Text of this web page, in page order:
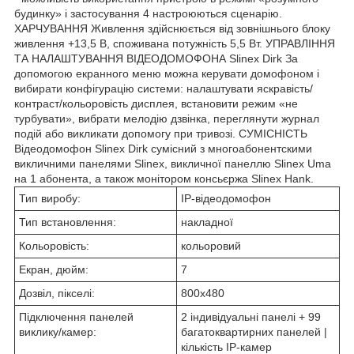
будинку» і застосування 4 настроюються сценарію.
ХАРЧУВАННЯ Живлення здійснюється від зовнішнього блоку
живлення +13,5 В, споживана потужність 5,5 Вт. УПРАВЛІННЯ
ТА НАЛАШТУВАННЯ ВІДЕОДОМОФОНА Slinex Dirk За
допомогою екранного меню можна керувати домофоном і
вибирати конфігурацію системи: налаштувати яскравість/
контраст/кольоровість дисплея, встановити режим «не
турбувати», вибрати мелодію дзвінка, переглянути журнал
подій або викликати допомогу при тривозі. СУМІСНІСТЬ
Відеодомофон Slinex Dirk сумісний з многоабонентскими
викличними панелями Slinex, викличної панеллю Slinex Uma
на 1 абонента, а також монітором консьєржа Slinex Hank.
Тип виробу:
IP-відеодомофон
Тип встановлення:
накладної
Кольоровість:
кольоровий
Екран, дюйм:
7
Дозвіл, пікселі:
800х480
Підключення панелей
виклику/камер:
2 індивідуальні панелі + 99
багатоквартирних панелей |
кількість IP-камер